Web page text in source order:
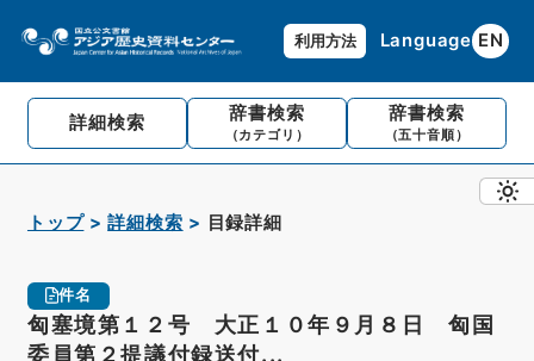
利用方法 Language EN
詳細検索 辞書検索
（カテゴリ）
辞書検索
（五十音順）
トップ 詳細検索 目録詳細
件名
匈塞境第１２号 大正１０年９月８日 匈国
委員第２提議付録送付...